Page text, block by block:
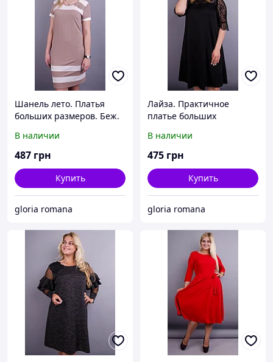
Шанель лето. Платья
больших размеров. Беж.
В наличии
487 грн
Купить
gloria romana
Лайза. Практичное
платье больших
В наличии
475 грн
Купить
gloria romana